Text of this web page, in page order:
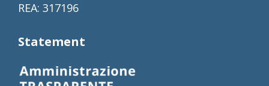
REA: 317196
Statement